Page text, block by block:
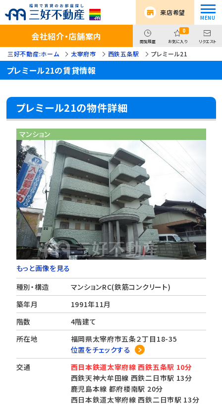
来店希望
会社紹介・店舗案内 閲覧履歴
0
お気に入り リクエスト
三好不動産:ホーム 太宰府市 西鉄五条駅 プレミール21
プレミール21の賃貸情報
プレミール21の物件詳細
マンション
もっと画像を見る
種別・構造
マンションRC(鉄筋コンクリート)
築年月
1991年11月
階数
4階建て
所在地
福岡県太宰府市五条２丁目18-35
位置をチェックする
交通
西日本鉄道太宰府線 西鉄五条駅 10分
西鉄天神大牟田線 西鉄二日市駅 13分
鹿児島本線 都府楼南駅 20分
西日本鉄道太宰府線 西鉄二日市駅 13分